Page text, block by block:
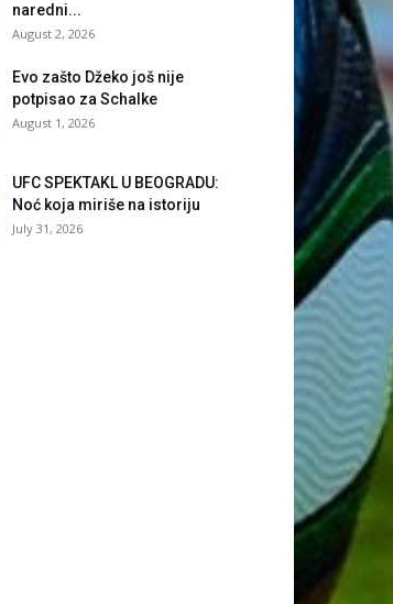
naredni...
August 2, 2026
Evo zašto Džeko još nije
potpisao za Schalke
August 1, 2026
UFC SPEKTAKL U BEOGRADU:
Noć koja miriše na istoriju
July 31, 2026